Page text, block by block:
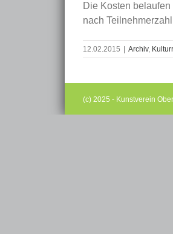
Die Kosten
nach
12.02.2015 Archiv,
(c) 2025 - Kunstverein